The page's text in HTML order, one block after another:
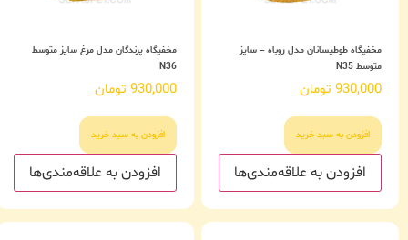
مخفیگاه طوطیسانان مدل روباه – سایز
متوسط N35
930,000 تومان
افزودن به سبد خرید
افزودن به علاقه‌مندی‌ها
مخفیگاه پرندگان مدل مرغ سایز متوسط
N36
930,000 تومان
افزودن به سبد خرید
افزودن به علاقه‌مندی‌ها